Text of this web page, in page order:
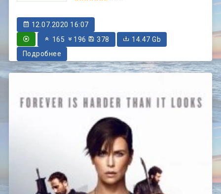
12.07.2020 16:07
165
196 378
14.47 Gb
Подробнее